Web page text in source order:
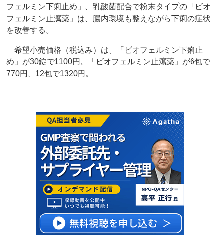
フェルミン下痢止め」、乳酸菌配合で粉末タイプの「ビオ
フェルミン止瀉薬」は、腸内環境も整えながら下痢の症状
を改善する。
希望小売価格（税込み）は、「ビオフェルミン下痢止
め」が30錠で1100円。「ビオフェルミン止瀉薬」が6包で
770円、12包で1320円。